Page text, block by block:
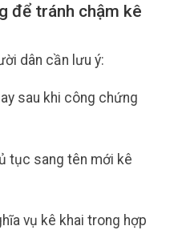
để tránh chậm kê
dân cần lưu ý:
sau khi công chứng
tục sang tên mới kê
vụ kê khai trong hợp